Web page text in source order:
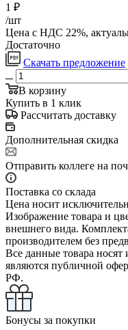
1 ₽
/шт
Цена с НДС 22%,
Достаточно
Скачать предложение
В корзину
Купить в 1 клик
Рассчитать доставку
Дополнительная скидка
Отправить коллеге на
Поставка со склада
Цена носит
Изображение товара и
внешнего вида.
производителем без
Все данные товара
являются публичной
РФ.
Бонусы за покупки